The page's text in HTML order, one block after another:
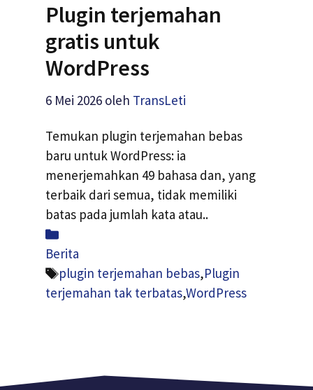
Plugin terjemahan
gratis untuk
WordPress
6 Mei 2026 oleh TransLeti
Temukan plugin terjemahan bebas
baru untuk WordPress: ia
menerjemahkan 49 bahasa dan, yang
terbaik dari semua, tidak memiliki
batas pada jumlah kata atau..
Kategori
Berita
Tag
plugin terjemahan bebas,Plugin
terjemahan tak terbatas,WordPress